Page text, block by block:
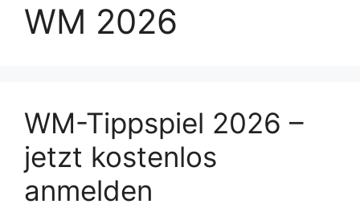
WM 2026
WM-Tippspiel 2026 –
jetzt kostenlos
anmelden